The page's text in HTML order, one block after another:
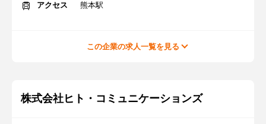
アクセス
熊本駅
この企業の求人一覧を見る
株式会社ヒト・コミュニケーションズ